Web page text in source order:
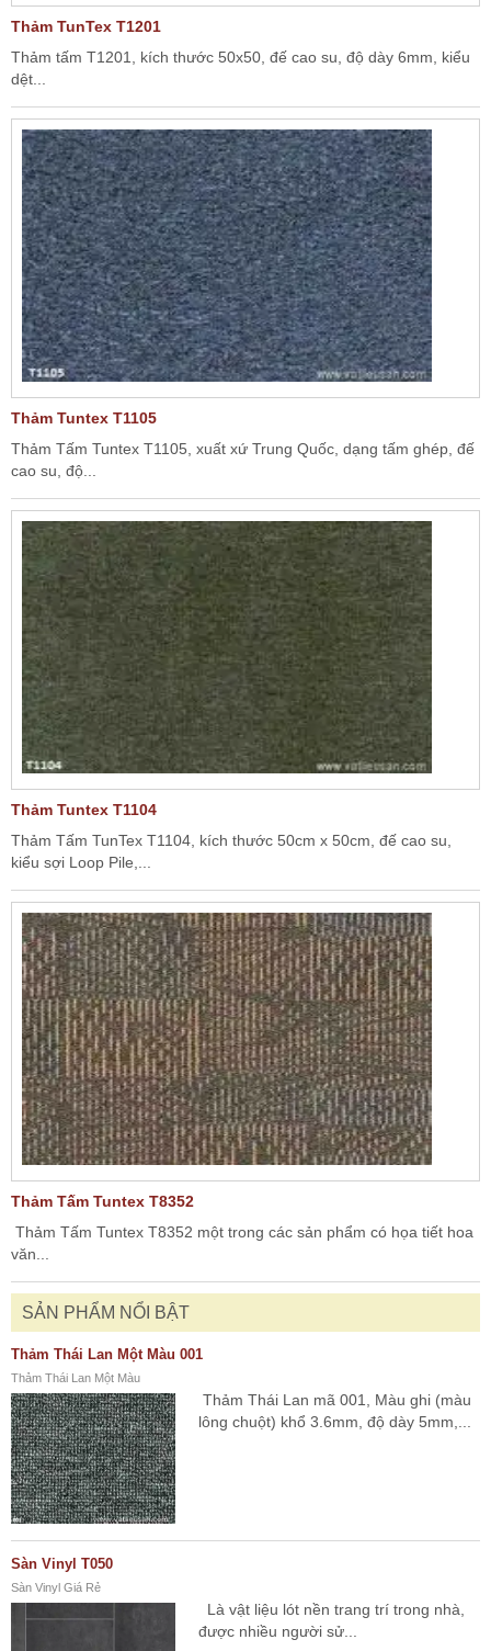
Thảm TunTex T1201
Thảm tấm T1201, kích thước 50x50, đế cao su, độ dày 6mm, kiểu
dệt...
Thảm Tuntex T1105
Thảm Tấm Tuntex T1105, xuất xứ Trung Quốc, dạng tấm ghép, đế
cao su, độ...
Thảm Tuntex T1104
Thảm Tấm TunTex T1104, kích thước 50cm x 50cm, đế cao su,
kiểu sợi Loop Pile,...
Thảm Tấm Tuntex T8352
Thảm Tấm Tuntex T8352 một trong các sản phẩm có họa tiết hoa
văn...
SẢN PHẨM NỔI BẬT
Thảm Thái Lan Một Màu 001
Thảm Thái Lan Một Màu
Thảm Thái Lan mã 001, Màu ghi (màu
lông chuột) khổ 3.6mm, độ dày 5mm,...
Sàn Vinyl T050
Sàn Vinyl Giá Rẻ
Là vật liệu lót nền trang trí trong nhà,
được nhiều người sử...